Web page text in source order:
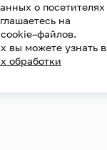
о посетителях
на
вы можете узнать в
обработки